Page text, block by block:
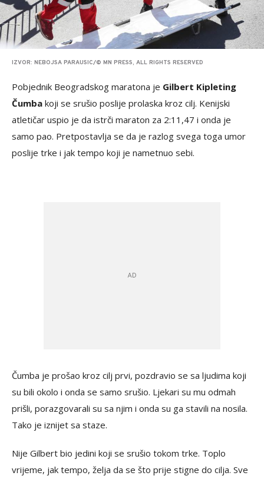
IZVOR: NEBOJSA PARAUSIC/© MN PRESS, ALL RIGHTS RESERVED
Pobjednik Beogradskog maratona je Gilbert Kipleting
Čumba koji se srušio poslije prolaska kroz cilj. Kenijski
atletičar uspio je da istrči maraton za 2:11,47 i onda je
samo pao. Pretpostavlja se da je razlog svega toga umor
poslije trke i jak tempo koji je nametnuo sebi.
Čumba je prošao kroz cilj prvi, pozdravio se sa ljudima koji
su bili okolo i onda se samo srušio. Ljekari su mu odmah
prišli, porazgovarali su sa njim i onda su ga stavili na nosila.
Tako je iznijet sa staze.
Nije Gilbert bio jedini koji se srušio tokom trke. Toplo
vrijeme, jak tempo, želja da se što prije stigne do cilja. Sve